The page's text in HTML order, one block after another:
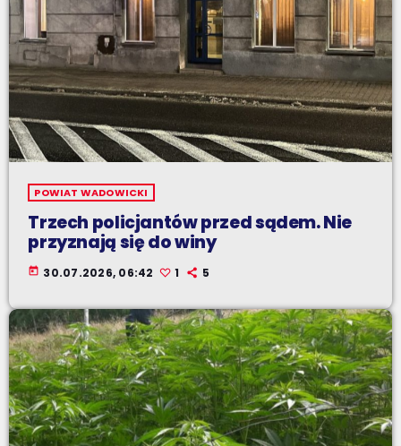
POWIAT WADOWICKI
Trzech policjantów przed sądem. Nie
przyznają się do winy
today 30.07.2026, 06:42 1 5